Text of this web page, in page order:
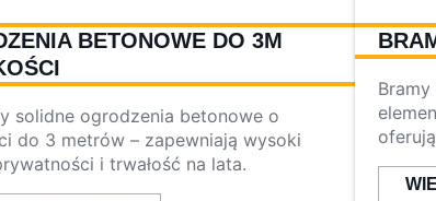
BETONOWE DO 3M
solidne ogrodzenia betonowe o
do 3 metrów – zapewniają wysoki
i trwałość na lata.